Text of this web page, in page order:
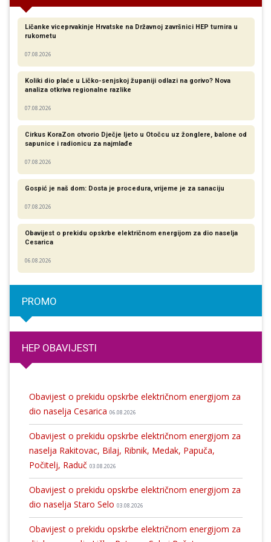
Ličanke viceprvakinje Hrvatske na Državnoj završnici HEP turnira u
rukometu
07.08.2026
Koliki dio plaće u Ličko-senjskoj županiji odlazi na gorivo? Nova
analiza otkriva regionalne razlike​
07.08.2026
Cirkus KoraZon otvorio Dječje ljeto u Otočcu uz žonglere, balone od
sapunice i radionicu za najmlađe
07.08.2026
Gospić je naš dom: Dosta je procedura, vrijeme je za sanaciju
07.08.2026
Obavijest o prekidu opskrbe električnom energijom za dio naselja
Cesarica
06.08.2026
PROMO
HEP OBAVIJESTI
Obavijest o prekidu opskrbe električnom energijom za
dio naselja Cesarica 06.08.2026
Obavijest o prekidu opskrbe električnom energijom za
naselja Rakitovac, Bilaj, Ribnik, Medak, Papuča,
Počitelj, Raduč 03.08.2026
Obavijest o prekidu opskrbe električnom energijom za
dio naselja Staro Selo 03.08.2026
Obavijest o prekidu opskrbe električnom energijom za